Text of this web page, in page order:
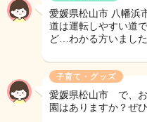
愛媛県松山市 八幡浜
道は運転しやすい道
ど…わかる方いまし
子育て・グッズ
愛媛県松山市 で、お
園はありますか？ぜ